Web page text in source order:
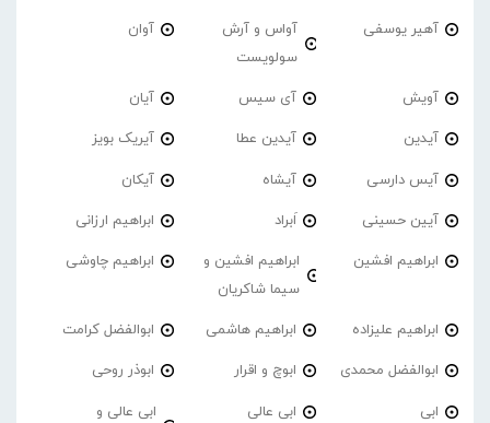
آهیر یوسفی
آواس و آرش
سولویست
آوان
آویش آی سیس آیان
آیدین آیدین عطا آیریک بویز
آیس دارسی آیشاه آیکان
آیین حسینی اَبراد ابراهیم ارزانی
ابراهیم افشین
ابراهیم افشین و
سیما شاکریان
ابراهیم چاوشی
ابراهیم علیزاده ابراهیم هاشمی ابوالفضل کرامت
ابوالفضل محمدی ابوچ و اقرار ابوذر روحی
ابی ابی عالی
ابی عالی و